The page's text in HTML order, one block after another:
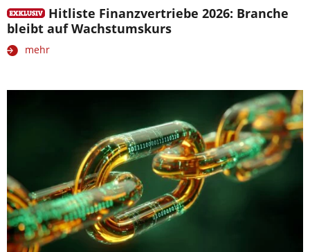
Hitliste Finanzvertriebe 2026: Branche
bleibt auf Wachstumskurs
mehr